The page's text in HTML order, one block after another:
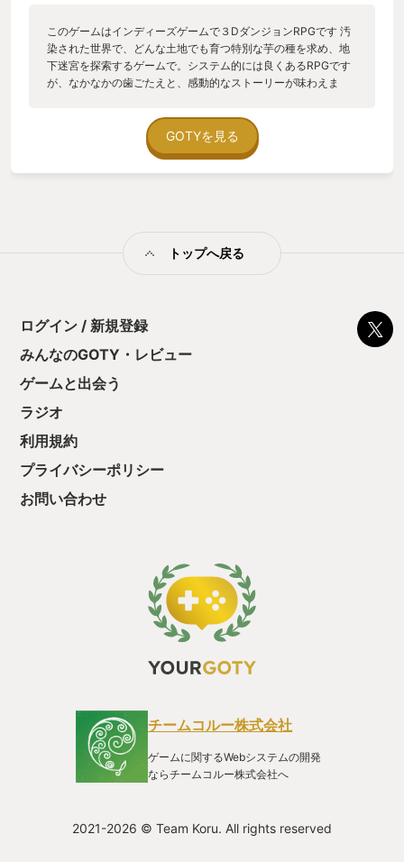
このゲームはインディーズゲームで３DダンジョンRPGです 汚
染された世界で、どんな土地でも育つ特別な芋の種を求め、地
下迷宮を探索するゲームで。システム的には良くあるRPGです
が、なかなかの歯ごたえと、感動的なストーリーが味わえま
があると言われる島に派遣され、調査隊のリーダーをします。
プレイヤーはキャラメイクで作り、見た目は７種族あり能力は
変わらず見た目だけですが。クラスと言う物もあり、コチラは
り口で手を振って送り出してくれるチーフも良かったところで
GOTYを見る
トップへ戻る
ログイン / 新規登録
みんなのGOTY・レビュー
ゲームと出会う
ラジオ
利用規約
プライバシーポリシー
お問い合わせ
チームコルー株式会社
ゲームに関するWebシステムの開発
ならチームコルー株式会社へ
2021-2026 © Team Koru. All rights reserved